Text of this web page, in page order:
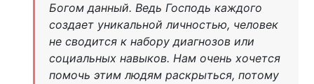
Богом данный. Ведь Господь каждого
создает уникальной личностью, человек
не сводится к набору диагнозов или
социальных навыков. Нам очень хочется
помочь этим людям раскрыться, потому